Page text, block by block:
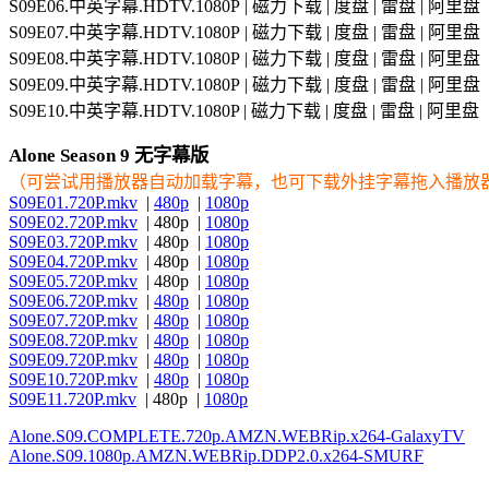
S09E06.中英字幕.HDTV.1080P | 磁力下载 | 度盘 | 雷盘 | 阿里盘
S09E07.中英字幕.HDTV.1080P | 磁力下载 | 度盘 | 雷盘 | 阿里盘
S09E08.中英字幕.HDTV.1080P | 磁力下载 | 度盘 | 雷盘 | 阿里盘
S09E09.中英字幕.HDTV.1080P | 磁力下载 | 度盘 | 雷盘 | 阿里盘
S09E10.中英字幕.HDTV.1080P | 磁力下载 | 度盘 | 雷盘 | 阿里盘
Alone Season 9 无字幕版
（可尝试用播放器自动加载字幕，也可下载外挂字幕拖入播放
S09E01.720P.mkv | 480p | 1080p
S09E02.720P.mkv | 480p | 1080p
S09E03.720P.mkv | 480p | 1080p
S09E04.720P.mkv | 480p | 1080p
S09E05.720P.mkv | 480p | 1080p
S09E06.720P.mkv | 480p | 1080p
S09E07.720P.mkv | 480p | 1080p
S09E08.720P.mkv | 480p | 1080p
S09E09.720P.mkv | 480p | 1080p
S09E10.720P.mkv | 480p | 1080p
S09E11.720P.mkv | 480p | 1080p
Alone.S09.COMPLETE.720p.AMZN.WEBRip.x264-GalaxyTV
Alone.S09.1080p.AMZN.WEBRip.DDP2.0.x264-SMURF